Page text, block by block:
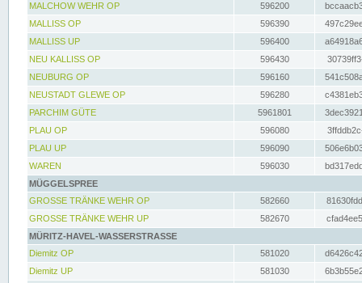
MALCHOW WEHR OP
596200
MALLISS OP
596390
MALLISS UP
596400
NEU KALLISS OP
596430
NEUBURG OP
596160
NEUSTADT GLEWE OP
596280
PARCHIM GÜTE
5961801
PLAU OP
596080
PLAU UP
596090
WAREN
596030
MÜGGELSPREE
GROSSE TRÄNKE WEHR OP
582660
GROSSE TRÄNKE WEHR UP
582670
MÜRITZ-HAVEL-WASSERSTRASSE
Diemitz OP
581020
Diemitz UP
581030